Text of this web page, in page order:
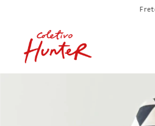
Frete grátis compras acima de